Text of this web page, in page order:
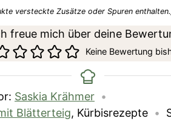
versteckte Zusätze oder Spuren
freue mich über deine
Keine Bewertung
Saskia Krähmer
Blätterteig, Kürbisrezepte